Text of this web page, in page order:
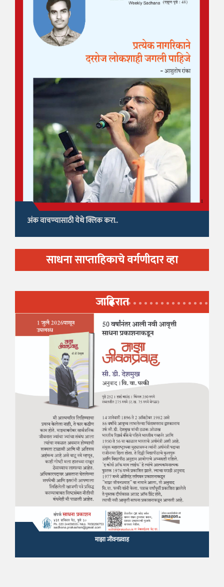
अंक वाचण्यासाठी येथे क्लिक करा..
साधना साप्ताहिकाचे वर्गणीदार व्हा
जाहिरात
माझा जीवनप्रवाह